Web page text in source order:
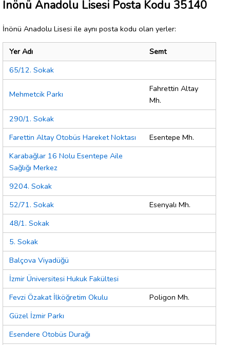
İnönü Anadolu Lisesi Posta Kodu 35140
İnönü Anadolu Lisesi ile aynı posta kodu olan yerler:
Yer Adı
Semt
65/12. Sokak
Mehmetcik Parkı
Fahrettin Altay
Mh.
290/1. Sokak
Farettin Altay Otobüs Hareket Noktası
Esentepe Mh.
Karabağlar 16 Nolu Esentepe Aile
Sağlığı Merkez
9204. Sokak
52/71. Sokak
Esenyalı Mh.
48/1. Sokak
5. Sokak
Balçova Viyadüğü
İzmir Üniversitesi Hukuk Fakültesi
Fevzi Özakat İlköğretim Okulu
Poligon Mh.
Güzel İzmir Parkı
Esendere Otobüs Durağı